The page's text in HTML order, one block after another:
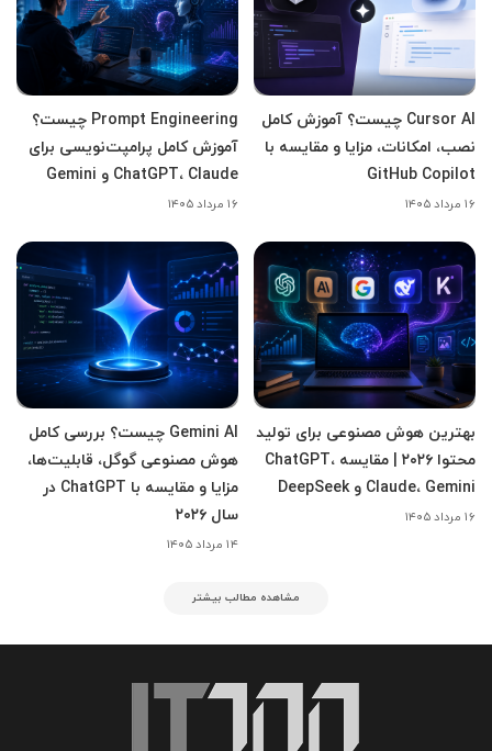
Cursor AI چیست؟ آموزش کامل
نصب، امکانات، مزایا و مقایسه با
GitHub Copilot
۱۶ مرداد ۱۴۰۵
Prompt Engineering چیست؟
آموزش کامل پرامپت‌نویسی برای
ChatGPT، Claude و Gemini
۱۶ مرداد ۱۴۰۵
بهترین هوش مصنوعی برای تولید
محتوا ۲۰۲۶ | مقایسه ChatGPT،
Claude، Gemini و DeepSeek
۱۶ مرداد ۱۴۰۵
Gemini AI چیست؟ بررسی کامل
هوش مصنوعی گوگل، قابلیت‌ها،
مزایا و مقایسه با ChatGPT در
سال ۲۰۲۶
۱۴ مرداد ۱۴۰۵
مشاهده مطالب بیشتر